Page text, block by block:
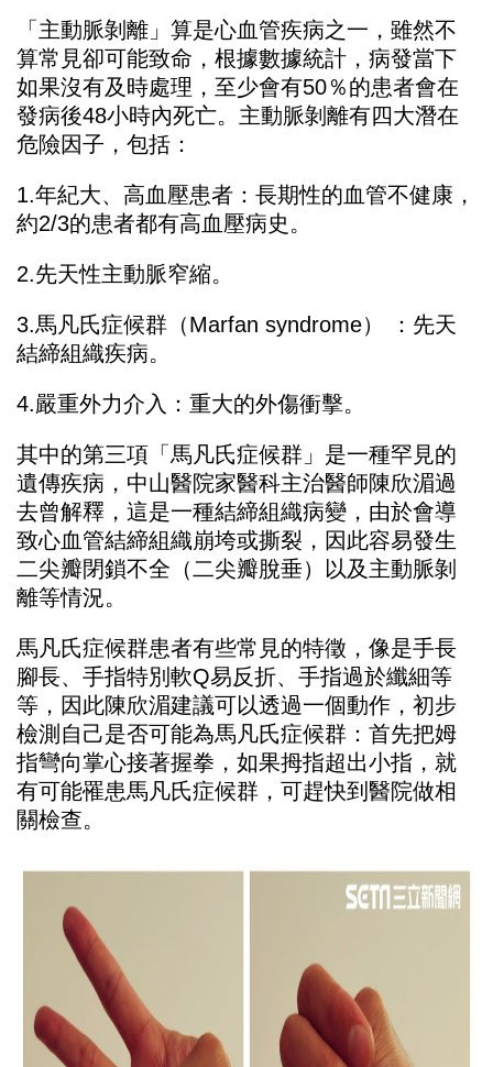
「主動脈剝離」算是心血管疾病之一，雖然不
算常見卻可能致命，根據數據統計，病發當下
如果沒有及時處理，至少會有50％的患者會在
發病後48小時內死亡。主動脈剝離有四大潛在
危險因子，包括：
1.年紀大、高血壓患者：長期性的血管不健康，
約2/3的患者都有高血壓病史。
2.先天性主動脈窄縮。
3.馬凡氏症候群（Marfan syndrome） ：先天
結締組織疾病。
4.嚴重外力介入：重大的外傷衝擊。
其中的第三項「馬凡氏症候群」是一種罕見的
遺傳疾病，中山醫院家醫科主治醫師陳欣湄過
去曾解釋，這是一種結締組織病變，由於會導
致心血管結締組織崩垮或撕裂，因此容易發生
二尖瓣閉鎖不全（二尖瓣脫垂）以及主動脈剝
離等情況。
馬凡氏症候群患者有些常見的特徵，像是手長
腳長、手指特別軟Q易反折、手指過於纖細等
等，因此陳欣湄建議可以透過一個動作，初步
檢測自己是否可能為馬凡氏症候群：首先把姆
指彎向掌心接著握拳，如果拇指超出小指，就
有可能罹患馬凡氏症候群，可趕快到醫院做相
關檢查。